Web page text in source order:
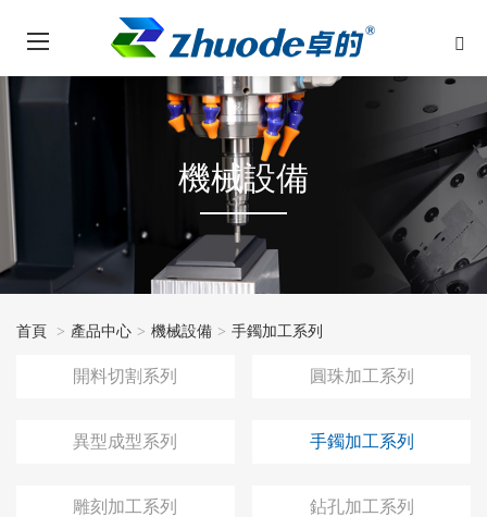
機械設備
首頁 產品中心 機械設備 手鐲加工系列
開料切割系列 圓珠加工系列
異型成型系列 手鐲加工系列
雕刻加工系列 鉆孔加工系列